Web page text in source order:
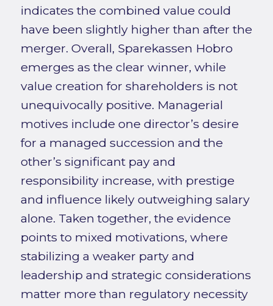
indicates the combined value could
have been slightly higher than after the
merger. Overall, Sparekassen Hobro
emerges as the clear winner, while
value creation for shareholders is not
unequivocally positive. Managerial
motives include one director’s desire
for a managed succession and the
other’s significant pay and
responsibility increase, with prestige
and influence likely outweighing salary
alone. Taken together, the evidence
points to mixed motivations, where
stabilizing a weaker party and
leadership and strategic considerations
matter more than regulatory necessity